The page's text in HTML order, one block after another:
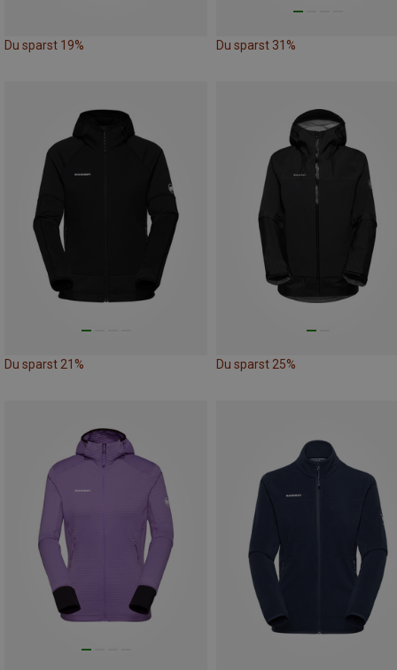
Du sparst 19% Du sparst 31%
Du sparst 21% Du sparst 25%